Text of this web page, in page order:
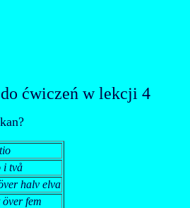
ćwiczeń w lekcji 4
i två
halv elva
fem